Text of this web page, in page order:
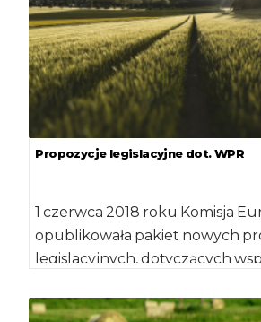
Propozycje legislacyjne dot. WPR
1 czerwca 2018 roku Komisja
opublikowała pakiet nowych
legislacyjnych, dotyczących
etap […]